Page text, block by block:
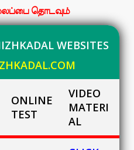
தொடவும்
WEBSITES
ONLINE
TEST
VIDEO
MATERI
AL